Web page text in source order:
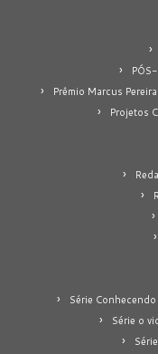
Prêmio Marcus
Projetos
Série
Série o